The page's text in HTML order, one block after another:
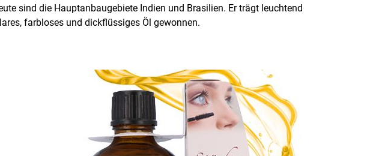
sind die Hauptanbaugebiete Indien und Brasilien. Er trägt leuchtend
farbloses und dickflüssiges Öl gewonnen.